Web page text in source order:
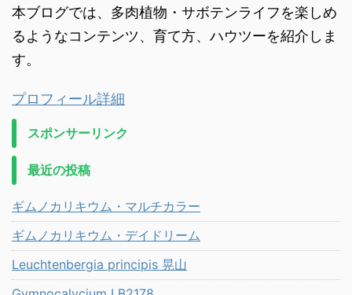
本ブログでは、多肉植物・サボテンライフを楽しめ
るようなコンテンツ、育て方、ハウツーを紹介しま
す。
プロフィール詳細
スポンサーリンク
最近の投稿
ギムノカリキウム・マルチカラー
ギムノカリキウム・デイドリーム
Leuchtenbergia principis 晃山